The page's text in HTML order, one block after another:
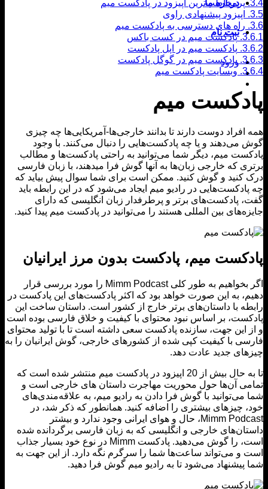
درباره ما
ثبت نام
ورود
پرمخاطب‌ترین اپیزود در پادکست میم
اپیزود پیشنهادی راوی
راه های دسترسی به پادکست میم
پادکست میم در کست باکس
پادکست میم در اپل پادکست
پادکست میم در گوگل پادکست
وبسایت پادکست میم
میم
دوست دارند تا بدانند خارجی‌ها-آمریکایی‌ها چه چیزی
می‌دهند و یا چه پادکست‌هایی را دنبال می‌کنند. با وجود
میم، دیگر شما می‌توانید به راحتی پادکست‌ها و مطالب
که خارجی زبان‌ها به آنها گوش فرا میدهند، با زبان فارسی
کنید و گوش کنید. ممکن است برای شما سوال پیش بیاید که
در رادیو میم ایجاد می‌شود که در این رابطه باید
پادکست‌های برتر و پرطرفدار زبان انگلیسی که دارای
بین المللی هستند را می‌توانید در پادکست میم پیدا کنید.
میم، پادکست بدون مرز ایرانیان
اگر بخواهیم به طور کلی Mimm Podcast را مورد بررسی قرار
به این صورت خواهد بود که اکثر پادکست‌های این پادکست در
با داستان‌های برتر خارج از کشور است. داستان ساخت این
بر اساس نبود محتوای با کیفیت و خلاق فارسی بوده است
این جهت، سازنده پادکست سعی داشته است تا با تولید محتوای
با کیفیت کپی شده از کشورهای خارجی، گوش ایرانیان را به
جدید عادت دهد.
تا به حال بیش از 20 اپیزود در پادکست میم منتشر شده است که
آن‌ها حول محوریت مهاجرت داستان های خارجی است و
با گوش فرا دادن به رادیو میم، به علاقه‌مندی‌های
چیزهای بیشتری را اضافه کنید. همانطور که ذکر شد، در
Mimm Podcast، حال و هوای ایرانی وجود ندارد و بیشتر
خارجی و انگلیسی که به زبان فارسی برگردانده شده
است، را گوش می‌دهید. پادکست Mimm در نوع خود بسیار جذاب
و می‌تواند ساعت‌ها شما را سرگرم نگه دارد. از این جهت به
می‌شود تا به رادیو میم گوش فرا دهید.